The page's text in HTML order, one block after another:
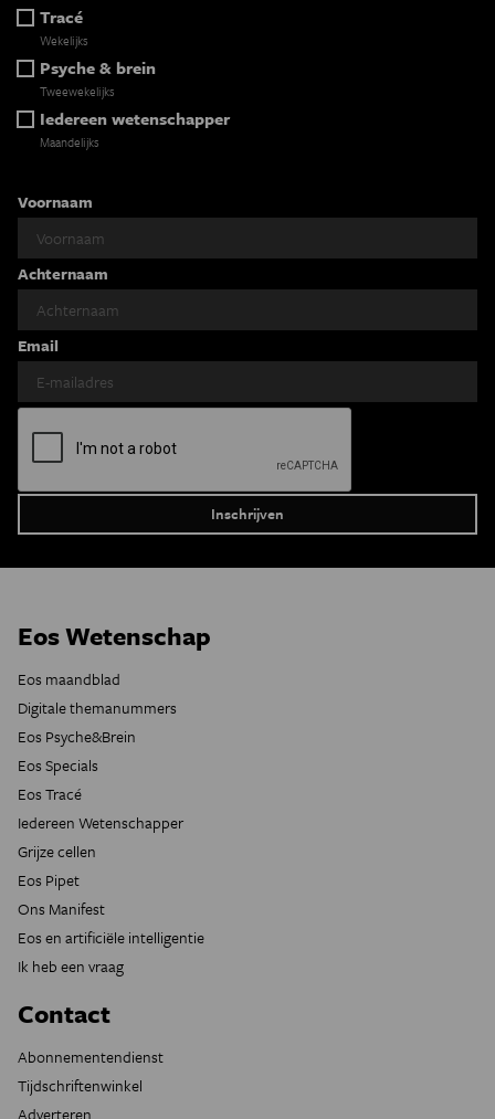
Tracé
Wekelijks
Psyche & brein
Tweewekelijks
Iedereen wetenschapper
Maandelijks
Voornaam
Achternaam
Email
Eos Wetenschap
Eos maandblad
Digitale themanummers
Eos Psyche&Brein
Eos Specials
Eos Tracé
Iedereen Wetenschapper
Grijze cellen
Eos Pipet
Ons Manifest
Eos en artificiële intelligentie
Ik heb een vraag
Contact
Abonnementendienst
Tijdschriftenwinkel
Adverteren